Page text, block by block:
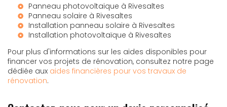
Panneau photovoltaique à Rivesaltes
Panneau solaire à Rivesaltes
Installation panneau solaire à Rivesaltes
Installation photovoltaïque à Rivesaltes
Pour plus d'informations sur les aides disponibles pour
financer vos projets de rénovation, consultez notre page
dédiée aux aides financières pour vos travaux de
rénovation.